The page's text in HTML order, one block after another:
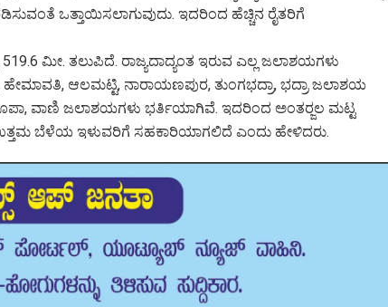
ಒತ್ತಾಯಿಸಲಾಗುವುದು. ಇದರಿಂದ ಹೆಚ್ಚಿನ ರೈತರಿಗೆ
ಮೀ. ತಲುಪಿದೆ. ರಾಜ್ಯದಾದ್ಯಂತ ಇರುವ ಎಲ್ಲ ಜಲಾಶಯಗಳು
ಹೇಮಾವತಿ, ಆಲಮಟ್ಟಿ, ನಾರಾಯಣಪುರ, ತುಂಗಭದ್ರಾ, ಭದ್ರಾ ಜಲಾಶಯ
ವಾಣಿ ಜಲಾಶಯಗಳು ಭರ್ತಿಯಾಗಿವೆ. ಇದರಿಂದ ಅಂತರ್‍ಜಲ ಮಟ್ಟ
ಬೆಳೆಯ ಇಳುವರಿಗೆ ಸಹಕಾರಿಯಾಗಲಿದೆ ಎಂದು ಹೇಳಿದರು.